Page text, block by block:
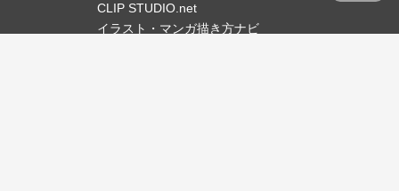
CLIP STUDIO.net
イラスト・マンガ描き方ナビ